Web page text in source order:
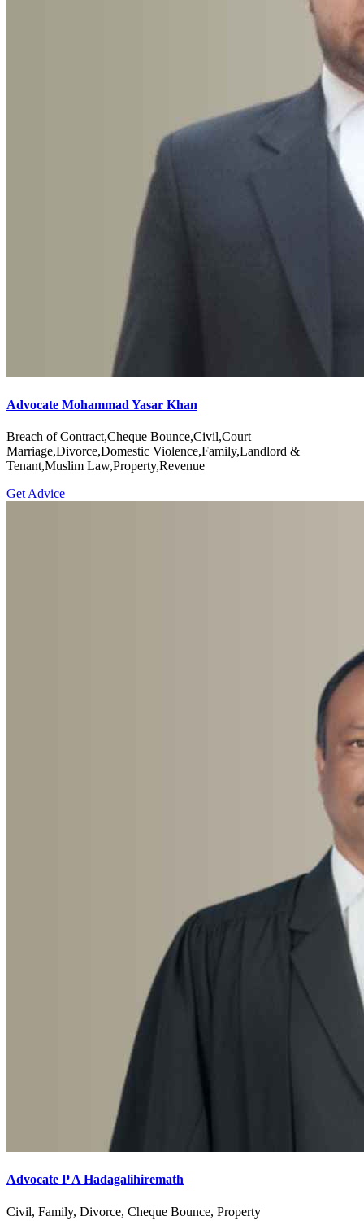
Advocate Mohammad Yasar Khan
Breach of Contract,Cheque Bounce,Civil,Court
Marriage,Divorce,Domestic Violence,Family,Landlord &
Tenant,Muslim Law,Property,Revenue
Get Advice
Advocate P A Hadagalihiremath
Civil, Family, Divorce, Cheque Bounce, Property